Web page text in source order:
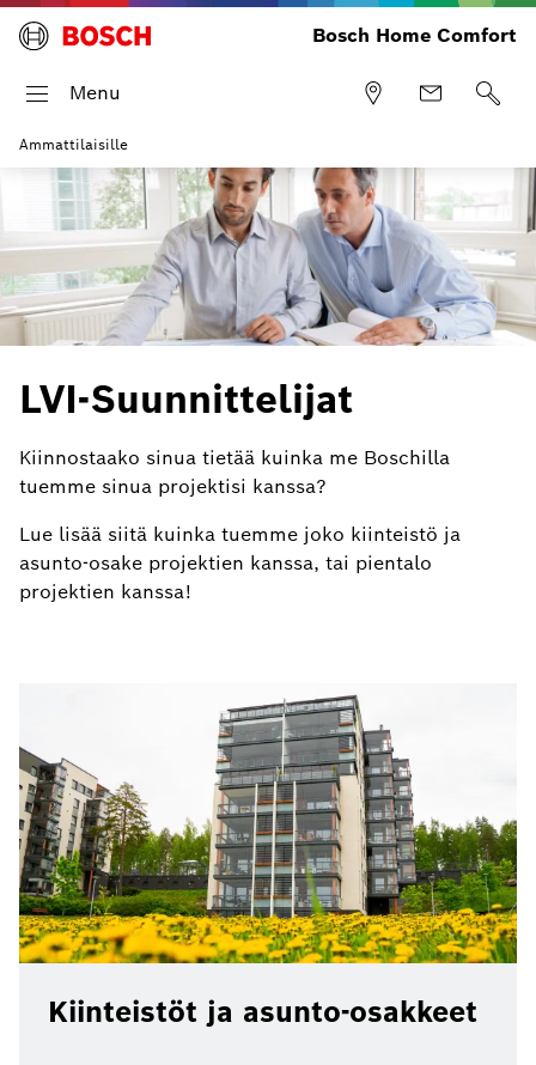
Bosch Home Comfort
Menu
Ammattilaisille
LVI-Suunnittelijat
Kiinnostaako sinua tietää kuinka me Boschilla
tuemme sinua projektisi kanssa?
Lue lisää siitä kuinka tuemme joko kiinteistö ja
asunto-osake projektien kanssa, tai pientalo
projektien kanssa!
Kiinteistöt ja asunto-osakkeet